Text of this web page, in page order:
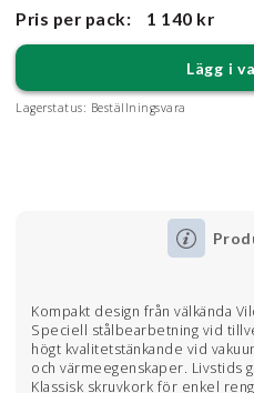
Pris per pack: 1 140 kr
Lägg i
Lagerstatus: Beställningsvara
Kompakt design från välkända
Speciell stålbearbetning vid
högt kvalitetstänkande vid
och värmeegenskaper. Livstids
Klassisk skruvkork för enkel